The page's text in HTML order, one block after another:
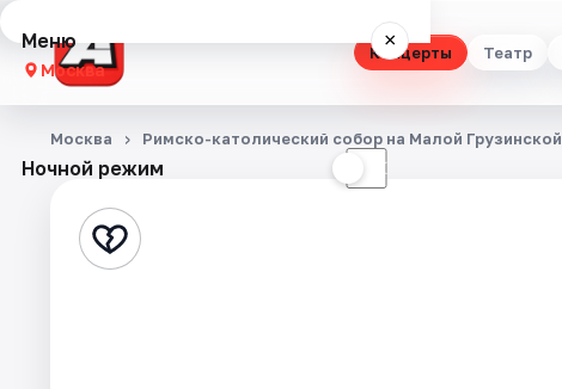
Концерты Театр
Меню ×
Москва
Концерты
Стендап
Ночной режим ☾
Москва Римско-католический собор на Малой Грузинской